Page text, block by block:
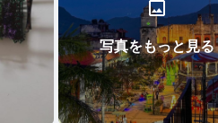
写真をもっと見る